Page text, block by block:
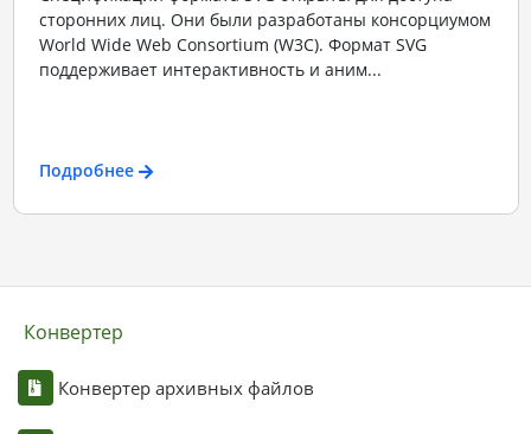
сторонних лиц. Они были разработаны консорциумом
World Wide Web Consortium (W3C). Формат SVG
поддерживает интерактивность и аним...
Подробнее
Конвертер
Конвертер архивных файлов